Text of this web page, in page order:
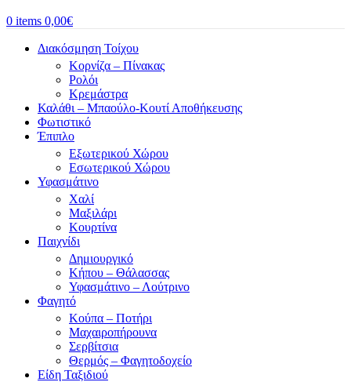
0 items 0,00€
Διακόσμηση Τοίχου
Κορνίζα – Πίνακας
Ρολόι
Κρεμάστρα
Καλάθι – Μπαούλο-Κουτί Αποθήκευσης
Φωτιστικό
Έπιπλο
Εξωτερικού Χώρου
Εσωτερικού Χώρου
Υφασμάτινο
Χαλί
Μαξιλάρι
Κουρτίνα
Παιχνίδι
Δημιουργικό
Κήπου – Θάλασσας
Υφασμάτινο – Λούτρινο
Φαγητό
Κούπα – Ποτήρι
Μαχαιροπήρουνα
Σερβίτσια
Θερμός – Φαγητοδοχείο
Είδη Ταξιδιού